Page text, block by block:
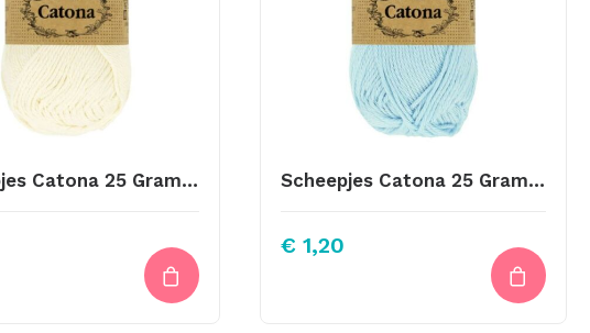
Scheepjes Catona 25 Gram Kleur 130 Scheepjes Catona 25 Gram Kleur 173
€ 1,20